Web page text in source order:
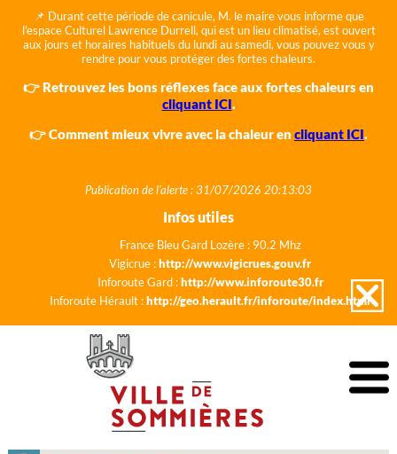
📌 Durant cette période de canicule, M. le maire vous informe que
l'espace Culturel Lawrence Durrell, qui est un lieu climatisé, est ouvert
aux jours et horaires habituels du lundi au samedi, vous pouvez vous y
rendre pour vous protéger des fortes chaleurs.
👉 Retrouvez les bons réflexes face aux fortes chaleurs en
cliquant ICI.
👉 Comment mieux vivre avec la chaleur en cliquant ICI.
Publication de l'alerte : 31/07/2026 20:13:03
Infos utiles
France Bleu Gard Lozère : 90.2 Mhz
Vigicrue :http://www.vigicrues.gouv.fr
Inforoute Gard :http://www.inforoute30.fr
Inforoute Hérault :http://geo.herault.fr/inforoute/index.html